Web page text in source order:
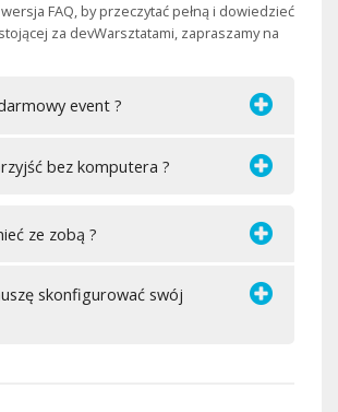
FAQ, by przeczytać pełną i dowiedzieć
za devWarsztatami, zapraszamy na
event ?
bez komputera ?
ze zobą ?
skonfigurować swój